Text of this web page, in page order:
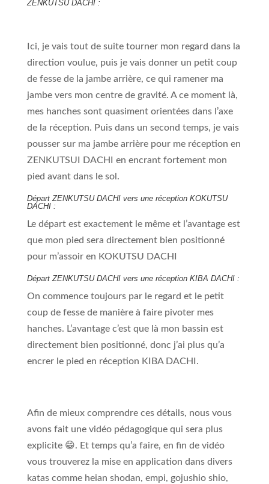
ZENKUTSU DACHI :
Ici, je vais tout de suite tourner mon regard dans la
direction voulue, puis je vais donner un petit coup
de fesse de la jambe arrière, ce qui ramener ma
jambe vers mon centre de gravité. A ce moment là,
mes hanches sont quasiment orientées dans l’axe
de la réception. Puis dans un second temps, je vais
pousser sur ma jambe arrière pour me réception en
ZENKUTSUI DACHI en encrant fortement mon
pied avant dans le sol.
Départ ZENKUTSU DACHI vers une réception KOKUTSU
DACHI :
Le départ est exactement le même et l’avantage est
que mon pied sera directement bien positionné
pour m’assoir en KOKUTSU DACHI
Départ ZENKUTSU DACHI vers une réception KIBA DACHI :
On commence toujours par le regard et le petit
coup de fesse de manière à faire pivoter mes
hanches. L’avantage c’est que là mon bassin est
directement bien positionné, donc j’ai plus qu’a
encrer le pied en réception KIBA DACHI.
Afin de mieux comprendre ces détails, nous vous
avons fait une vidéo pédagogique qui sera plus
explicite 😁. Et temps qu’a faire, en fin de vidéo
vous trouverez la mise en application dans divers
katas comme heian shodan, empi, gojushio shio,